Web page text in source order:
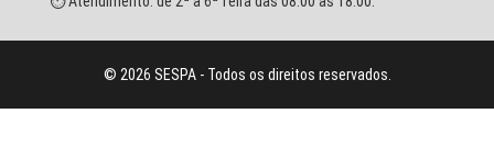
© 2026 SESPA - Todos os direitos reservados.